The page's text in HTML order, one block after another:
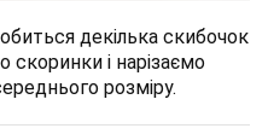
декілька скибочок
скоринки і нарізаємо
розміру.